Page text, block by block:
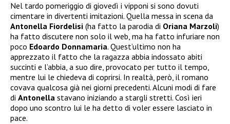
Nel tardo pomeriggio di giovedì i vipponi si sono dovuti
cimentare in divertenti imitazioni. Quella messa in scena da
Antonella Fiordelisi (ha fatto la parodia di Oriana Marzoli)
ha fatto discutere non solo il web, ma ha fatto infuriare non
poco Edoardo Donnamaria. Quest’ultimo non ha
apprezzato il fatto che la ragazza abbia indossato abiti
succinti e l’abbia, a suo dire, provocato per tutto il tempo,
mentre lui le chiedeva di coprirsi. In realtà, però, il romano
covava qualcosa già nei giorni precedenti. Alcuni modi di fare
di Antonella stavano iniziando a stargli stretti. Così ieri
dopo uno scontro lui le ha detto di voler essere lasciato in
pace.